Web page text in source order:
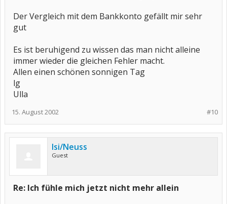
Der Vergleich mit dem Bankkonto gefällt mir sehr
gut
Es ist beruhigend zu wissen das man nicht alleine
immer wieder die gleichen Fehler macht.
Allen einen schönen sonnigen Tag
lg
Ulla
#10
15. August 2002
Isi/Neuss
Guest
Re: Ich fühle mich jetzt nicht mehr allein